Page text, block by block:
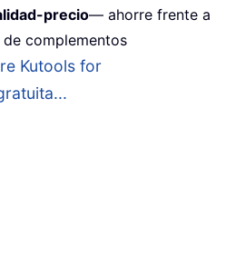
precio— ahorre frente a
complementos
Kutools for